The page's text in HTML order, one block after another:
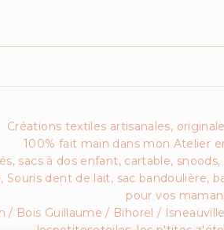
Créations textiles artisanales,
100% fait main dans mon Atelier
sacs à dos enfant, cartable,
Souris dent de lait, sac
pour vos
/ Bois Guillaume / Bihorel /